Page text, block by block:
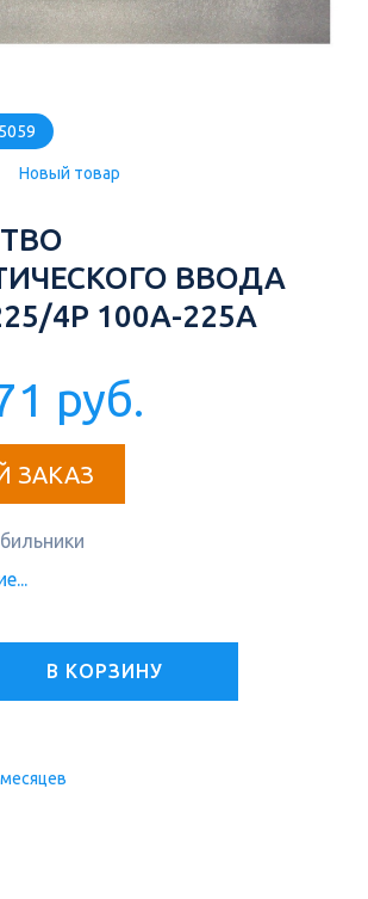
Новый товар
ВВОДА
4P 100A-225A
руб.
ЗАКАЗ
В КОРЗИНУ
месяцев